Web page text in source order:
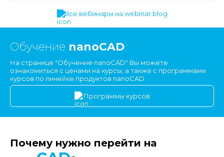
Все вебинары на webinar.blog
Обучение nanoCAD
На странице "Обучение nanoCAD" Вы можете
ознакомиться с ценами на курсы, а также с программами
курсов по линейке продуктов nanoCAD
Программы курсов
Почему нужно перейти на